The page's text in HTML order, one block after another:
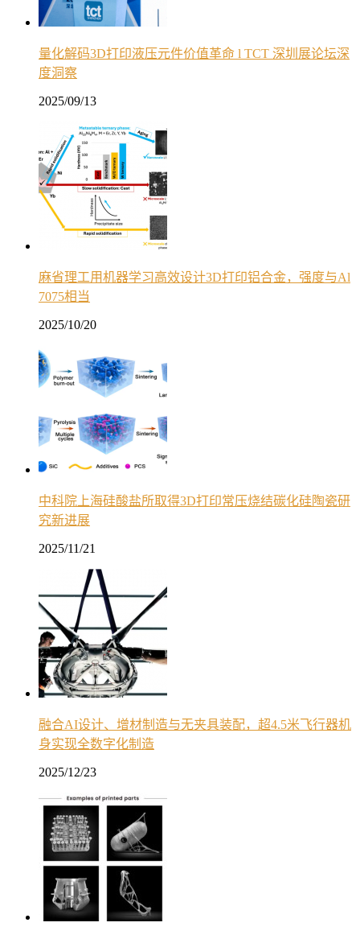
量化解码3D打印液压元件价值革命 l TCT 深圳展论坛深
度洞察
2025/09/13
麻省理工用机器学习高效设计3D打印铝合金，强度与Al
7075相当
2025/10/20
中科院上海硅酸盐所取得3D打印常压烧结碳化硅陶瓷研
究新进展
2025/11/21
融合AI设计、增材制造与无夹具装配，超4.5米飞行器机
身实现全数字化制造
2025/12/23